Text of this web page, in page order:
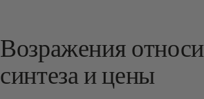
Возражения
синтеза и цены